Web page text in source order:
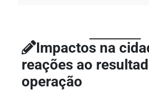
Impactos na
reações ao
operação